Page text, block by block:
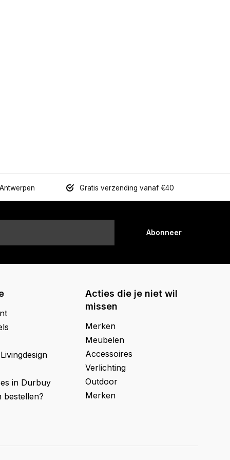
Gratis verzending vanaf €40
Abonneer
in Durbuy
bestellen?
Acties die je niet wil
missen
Merken
Meubelen
Accessoires
Verlichting
Outdoor
Merken